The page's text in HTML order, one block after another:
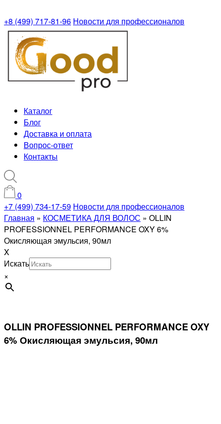
+8 (499) 717-81-96 Новости для профессионалов
Каталог
Блог
Доставка и оплата
Вопрос-ответ
Контакты
0
+7 (499) 734-17-59 Новости для профессионалов
Главная » КОСМЕТИКА ДЛЯ ВОЛОС » OLLIN
PROFESSIONNEL PERFORMANCE OXY 6%
Окисляющая эмульсия, 90мл
X
Искать
×
OLLIN PROFESSIONNEL PERFORMANCE OXY
6% Окисляющая эмульсия, 90мл